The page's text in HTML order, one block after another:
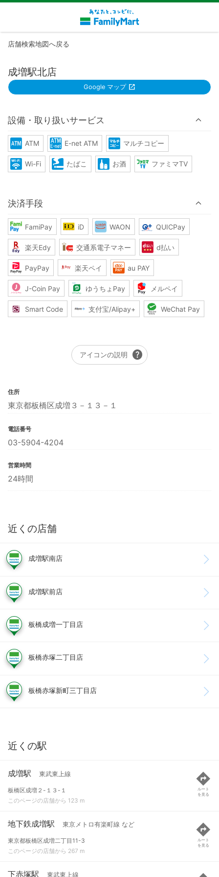
店舗検索地図へ戻る
成増駅北店
Google マップ
設備・取り扱いサービス
ATM E-net ATM マルチコピー
Wi-Fi たばこ お酒 ファミマTV
決済手段
FamiPay iD WAON QUICPay
楽天Edy 交通系電子マネー d払い
PayPay 楽天ペイ au PAY
J-Coin Pay ゆうちょPay メルペイ
Smart Code 支付宝/Alipay+ WeChat Pay
アイコンの説明 help
住所
東京都板橋区成増３－１３－１
電話番号
03-5904-4204
営業時間
24時間
近くの店舗
成増駅南店
成増駅前店
板橋成増一丁目店
板橋赤塚二丁目店
板橋赤塚新町三丁目店
近くの駅
成増駅 東武東上線
板橋区成増２-１３-１
このページの店舗から 123 m
ルート
を見る
地下鉄成増駅 東京メトロ有楽町線 など
東京都板橋区成増二丁目11-3
このページの店舗から 267 m
ルート
を見る
下赤塚駅 東武東上線